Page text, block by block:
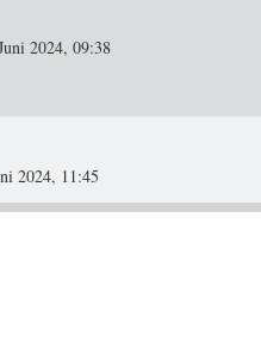
2024, 09:38
2024, 11:45